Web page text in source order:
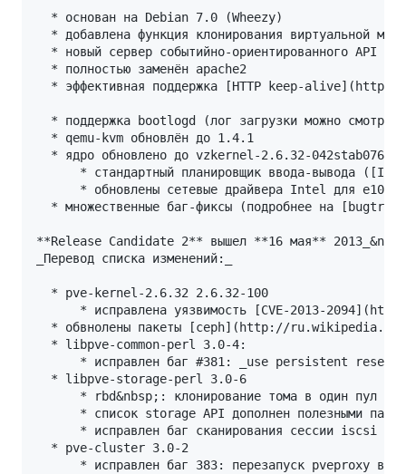
  * основан на Debian 7.0 (Wheezy)
* добавлена функция клонирования виртуальной
* новый сервер событийно-ориентированного API
  * полностью заменён apache2
* эффективная поддержка [HTTP keep-
* поддержка bootlogd (лог загрузки можно
  * qemu-kvm обновлён до 1.4.1
* ядро обновлено до vzkernel-2.6.32-
* стандартный планировщик ввода-вывода ([IO
* обновлены сетевые драйвера Intel для
* множественные баг-фиксы (подробнее на
**Release Candidate 2** вышел **16 мая**
_Перевод списка изменений:_
  * pve-kernel-2.6.32 2.6.32-100
* исправлена уязвимость [CVE-2013-
* обвнолены пакеты [ceph](http://
  * libpve-common-perl 3.0-4:
* исправлен баг #381: _use persistent
  * libpve-storage-perl 3.0-6
* rbd&nbsp;: клонирование тома в один пул с
* список storage API дополнен полезными
      * исправлен баг сканирования сессии iscsi
  * pve-cluster 3.0-2
* исправлен баг 383: перезапуск pveproxy